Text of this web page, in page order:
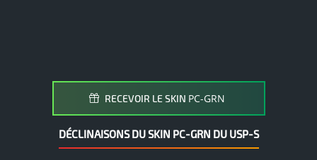
RECEVOIR LE SKIN PC-GRN
DÉCLINAISONS DU SKIN PC-GRN DU USP-S